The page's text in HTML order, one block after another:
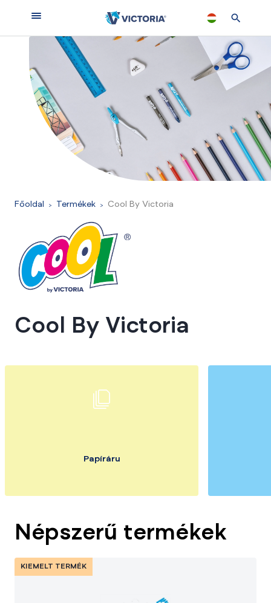
Főoldal Termékek Cool By Victoria
Cool By Victoria
Papíráru
Népszerű termékek
KIEMELT TERMÉK